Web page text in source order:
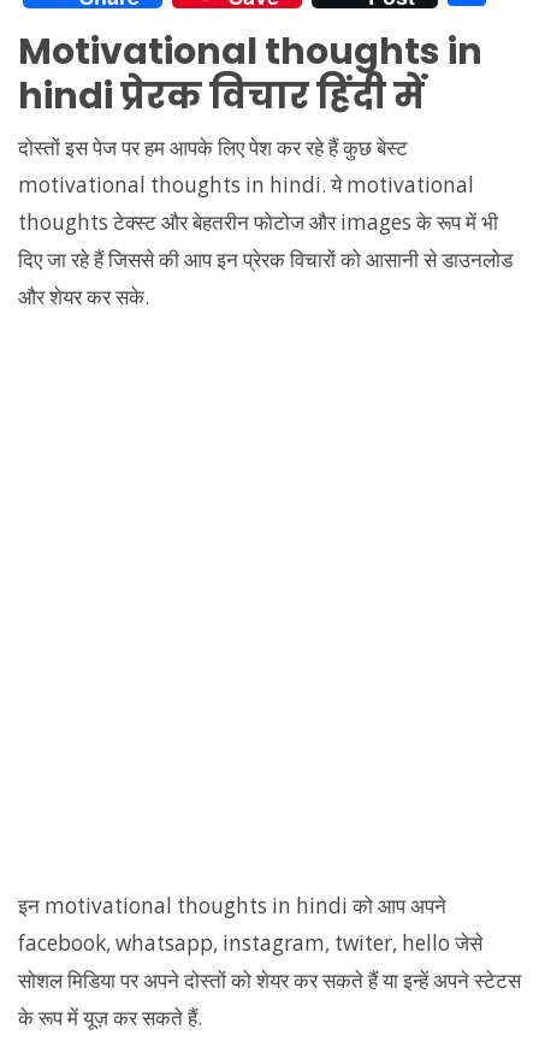
at
s
A
p
p
e
gr
a
m
itt
er
d
di
t
er
e
st
p
y
Li
n
k
ai
l
k
e
dI
n
Motivational thoughts in
hindi प्रेरक विचार हिंदी में
दोस्तों इस पेज पर हम आपके लिए पेश कर रहे हैं कुछ बेस्ट
motivational thoughts in hindi. ये motivational
thoughts टेक्स्ट और बेहतरीन फोटोज और images के रूप में भी
दिए जा रहे हैं जिससे की आप इन प्रेरक विचारों को आसानी से डाउनलोड
और शेयर कर सके.
इन motivational thoughts in hindi को आप अपने
facebook, whatsapp, instagram, twiter, hello जेसे
सोशल मिडिया पर अपने दोस्तों को शेयर कर सकते हैं या इन्हें अपने स्टेटस
के रूप में यूज़ कर सकते हैं.